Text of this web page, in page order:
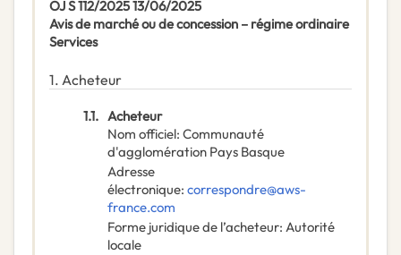
OJ S 112/2025 13/06/2025
Avis de marché ou de concession – régime ordinaire
Services
1. Acheteur
1.1. Acheteur
Nom officiel: Communauté
d'agglomération Pays Basque
Adresse
électronique: correspondre@aws-
france.com
Forme juridique de l’acheteur: Autorité
locale